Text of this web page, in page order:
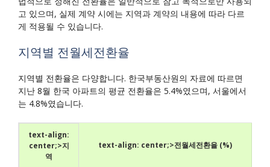
고 있으며, 실제 계약 시에는 지역과 계약의 내용에 따라 다르
게 적용될 수 있습니다.
지역별 전월세전환율
지역별 전환율은 다양합니다. 한국부동산원의 자료에 따르면
지난 8월 한국 아파트의 평균 전환율은 5.4%였으며, 서울에서
는 4.8%였습니다.
text-align:
center;>지
역
text-align: center;>전월세전환율 (%)